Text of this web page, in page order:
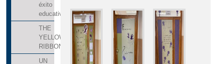
éxito
educativo
THE
YELLOW
RIBBON
UN